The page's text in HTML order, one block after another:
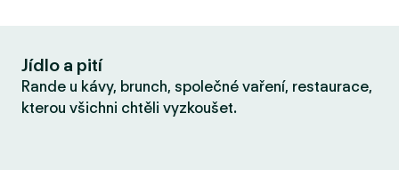
Jídlo a pití
Rande u kávy, brunch, společné vaření, restaurace,
kterou všichni chtěli vyzkoušet.